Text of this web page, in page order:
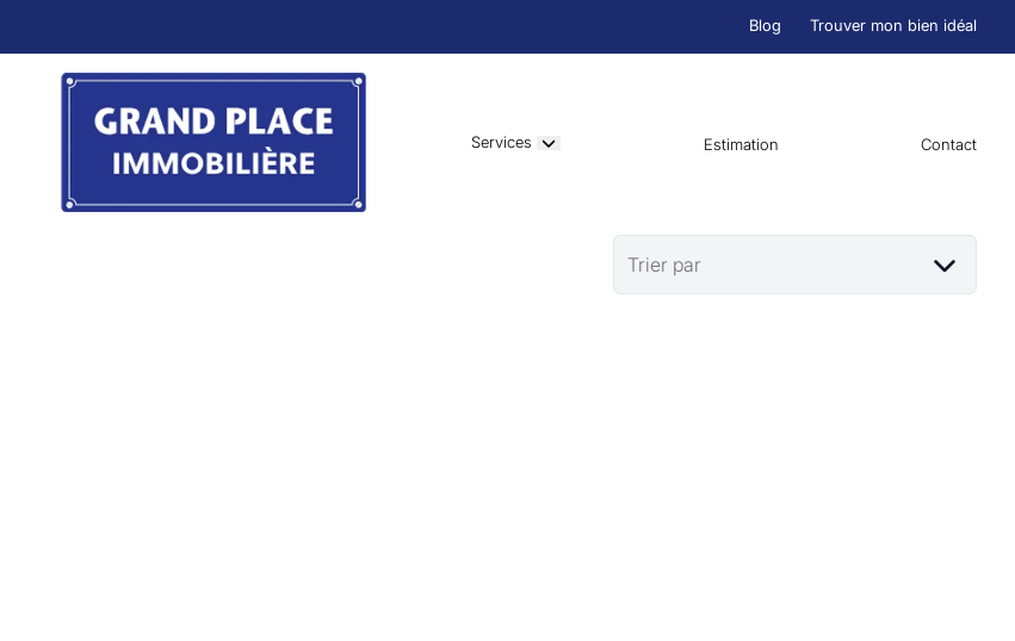
Blog Trouver mon bien idéal
Services Estimation Contact
Trier par